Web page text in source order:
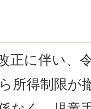
正に伴い、
所得制限が